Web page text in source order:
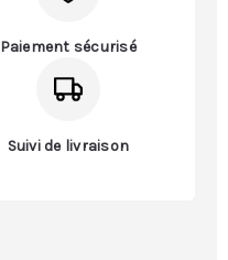
Paiement sécurisé
Suivi de livraison